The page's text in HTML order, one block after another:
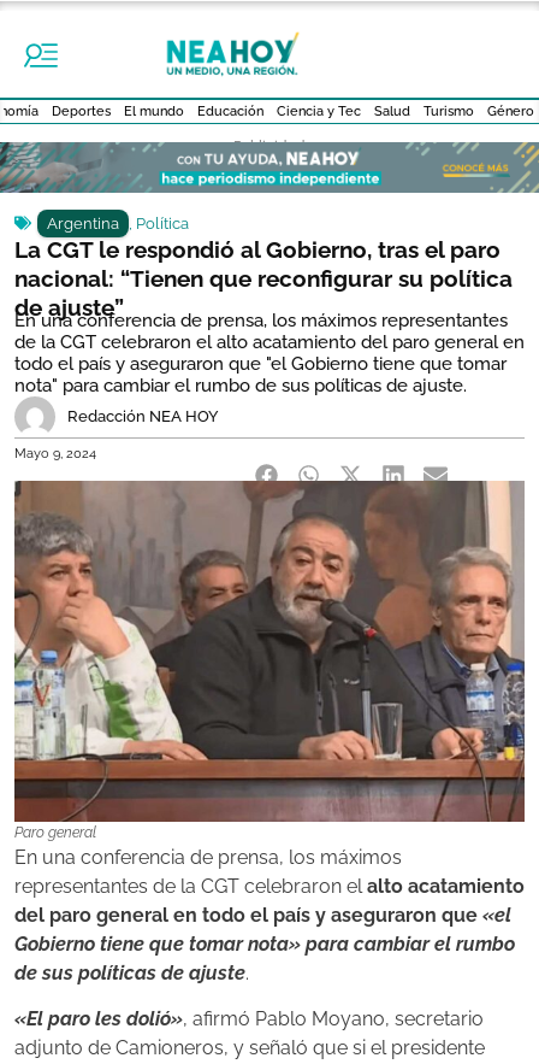
Deportes El mundo Educación Ciencia y Tec Salud Turismo Género
- Publicidad -
Argentina Política
La CGT le respondió al Gobierno, tras el paro
nacional: “Tienen que reconfigurar su política
de ajuste”
En una conferencia de prensa, los máximos representantes
de la CGT celebraron el alto acatamiento del paro general en
todo el país y aseguraron que "el Gobierno tiene que tomar
nota" para cambiar el rumbo de sus políticas de ajuste.
Redacción NEA HOY
Mayo 9, 2024
Paro general
En una conferencia de prensa, los máximos
representantes de la CGT celebraron el alto acatamiento
del paro general en todo el país y aseguraron que «el
Gobierno tiene que tomar nota» para cambiar el rumbo
de sus políticas de ajuste.
«El paro les dolió», afirmó Pablo Moyano, secretario
adjunto de Camioneros, y señaló que si el presidente